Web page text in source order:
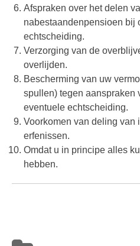
Afspraken over het delen
nabestaandenpensioen bij
echtscheiding.
Verzorging van de
overlijden.
Bescherming van uw
spullen) tegen aanspraken
eventuele echtscheiding.
Voorkomen van deling van
erfenissen.
Omdat u in principe alles
hebben.